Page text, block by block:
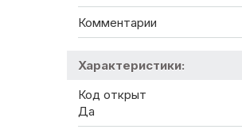
Комментарии
Характеристики:
Код открыт
Да